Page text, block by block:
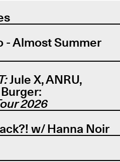
- Almost Summer
Jule X, ANRU,
2026
w/ Hanna Noir